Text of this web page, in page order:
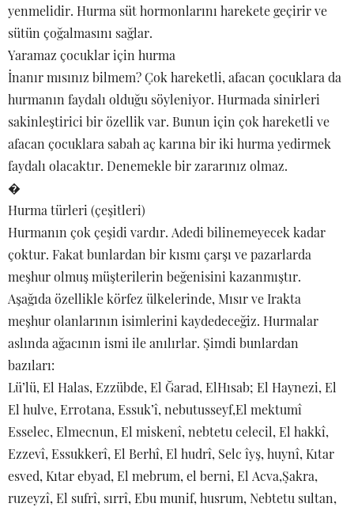
yenmelidir. Hurma süt hormonlarını harekete geçirir ve
sütün çoğalmasını sağlar.
Yaramaz çocuklar için hurma
İnanır mısınız bilmem? Çok hareketli, afacan çocuklara da
hurmanın faydalı olduğu söyleniyor. Hurmada sinirleri
sakinleştirici bir özellik var. Bunun için çok hareketli ve
afacan çocuklara sabah aç karına bir iki hurma yedirmek
faydalı olacaktır. Denemekle bir zararınız olmaz.
�
Hurma türleri (çeşitleri)
Hurmanın çok çeşidi vardır. Adedi bilinemeyecek kadar
çoktur. Fakat bunlardan bir kısmı çarşı ve pazarlarda
meşhur olmuş müşterilerin beğenisini kazanmıştır.
Aşağıda özellikle körfez ülkelerinde, Mısır ve Irakta
meşhur olanlarının isimlerini kaydedeceğiz. Hurmalar
aslında ağacının ismi ile anılırlar. Şimdi bunlardan
bazıları:
Lü’lü, El Halas, Ezzübde, El Ğarad, ElHısab; El Haynezi, El
El hulve, Errotana, Essuk’î, nebutusseyf,El mektumî
Esselec, Elmecnun, El miskenî, nebtetu celecil, El hakkî,
Ezzevî, Essukkerî, El Berhî, El hudrî, Selc îyş, huynî, Kıtar
esved, Kıtar ebyad, El mebrum, el berni, El Acva,Şakra,
ruzeyzî, El sufrî, sırrî, Ebu munif, husrum, Nebtetu sultan,